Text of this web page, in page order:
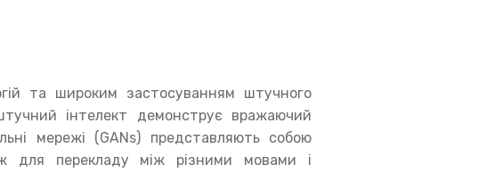
та широким застосуванням штучного
інтелект демонструє вражаючий
мережі (GANs) представляють собою
для перекладу між різними мовами і